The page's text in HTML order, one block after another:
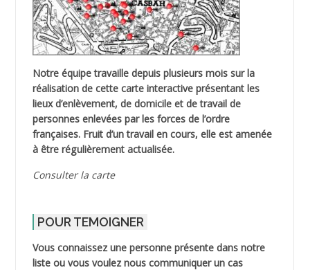
Notre équipe travaille depuis plusieurs mois sur la
réalisation de cette carte interactive présentant les
lieux d’enlèvement, de domicile et de travail de
personnes enlevées par les forces de l’ordre
françaises. Fruit d’un travail en cours, elle est amenée
à être régulièrement actualisée.
Consulter la carte
POUR TEMOIGNER
Vous connaissez une personne présente dans notre
liste ou vous voulez nous communiquer un cas